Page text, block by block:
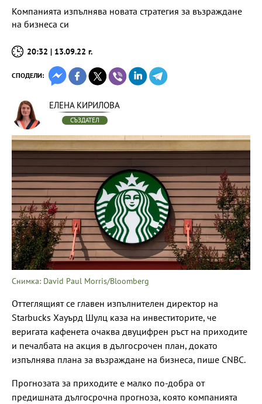
Компанията изпълнява новата стратегия за възраждане
на бизнеса си
20:32 | 13.09.22 г.
СПОДЕЛИ:
ЕЛЕНА КИРИЛОВА
СЪЗДАТЕЛ
Снимка: David Paul Morris/Bloomberg
Оттеглящият се главен изпълнителен директор на
Starbucks Хауърд Шулц каза на инвеститорите, че
веригата кафенета очаква двуцифрен ръст на приходите
и печалбата на акция в дългосрочен план, докато
изпълнява плана за възраждане на бизнеса, пише CNBC.
Прогнозата за приходите е малко по-добра от
предишната дългосрочна прогноза, която компанията